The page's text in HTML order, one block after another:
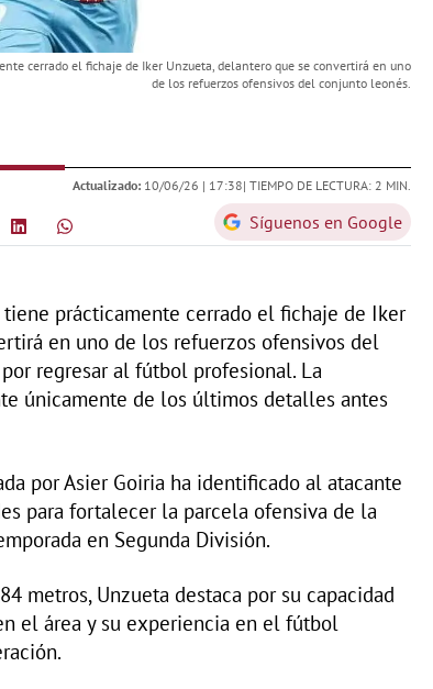
cerrado el fichaje de Iker Unzueta, delantero que se convertirá en uno
de los refuerzos ofensivos del conjunto leonés.
Actualizado: 10/06/26 | 17:38| TIEMPO DE LECTURA: 2 MIN.
Síguenos en Google
prácticamente cerrado el fichaje de Iker
en uno de los refuerzos ofensivos del
regresar al fútbol profesional. La
únicamente de los últimos detalles antes
por Asier Goiria ha identificado al atacante
para fortalecer la parcela ofensiva de la
en Segunda División.
metros, Unzueta destaca por su capacidad
el área y su experiencia en el fútbol